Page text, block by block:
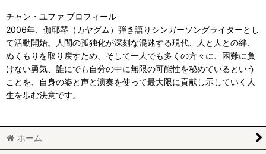
チャン・ユファ プロフィール
2006年、伽耶琴（カヤグム）弾き語りシンガーソングライターとし
て活動開始。人間の孤独化が深刻な混迷する現代、人と人との絆、
ぬくもりを取り戻すため、そして一人でも多くの方々に、困難に負
けない勇気、誰にでも自分の中に無限の可能性を秘めているという
ことを、自身の姿と声と演奏を使って最大限に貢献し示していく人
生を歩む決意です。
ホーム